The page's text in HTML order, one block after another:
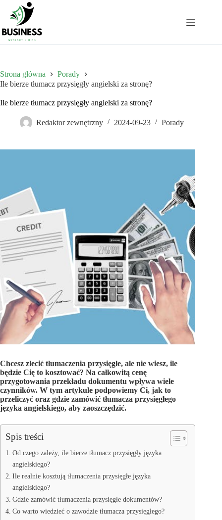
Przejdź
treści
Strona główna
Porady
Ile bierze tłumacz przysięgły angielski za stronę?
Ile bierze tłumacz przysięgły angielski za stronę?
Redaktor zewnętrzny 2024-09-23 Porady
Chcesz zlecić tłumaczenia przysięgłe, ale nie wiesz, ile
będzie Cię to kosztować? Na całkowitą cenę
przygotowania przekładu dokumentu wpływa wiele
czynników. W tym artykule podpowiemy Ci, jak to
przeliczyć oraz gdzie zamówić tłumacza przysięgłego
języka angielskiego, aby zaoszczędzić.
Spis treści
Od czego zależy, ile bierze tłumacz przysięgły języka
angielskiego?
Ile realnie kosztują tłumaczenia przysięgłe języka
angielskiego?
Gdzie zamówić tłumaczenia przysięgłe dokumentów?
Co warto wiedzieć o zawodzie tłumacza przysięgłego?